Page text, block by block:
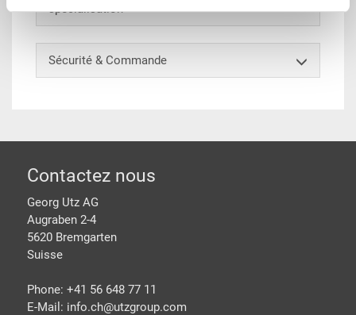
spécialisation
Sécurité & Commande
pied de page
Contactez nous
Georg Utz AG
Augraben 2-4
5620 Bremgarten
Suisse
Phone: +41 56 648 77 11
E-Mail: info.ch@utzgroup.com